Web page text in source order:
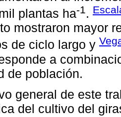
plantas ha-1.
mostraron mayor
de ciclo largo y
a
de población.
general de este
del cultivo del